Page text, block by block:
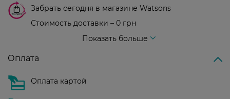
Забрать сегодня в магазине Watsons
Стоимость доставки – 0 грн
Показать больше
Оплата
Оплата картой